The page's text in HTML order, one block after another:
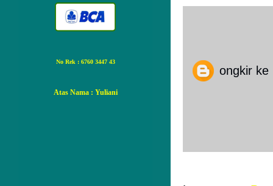
ongkir ke
No Rek : 6760 3447 43
Atas Nama : Yuliani